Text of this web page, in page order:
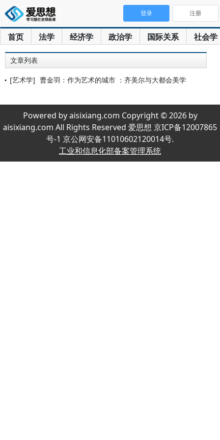
首页 法学 经济学 政治学 国际关系 社会学
登录 注册
文章列表
[艺术学] 曹金羽：作为艺术的城市 ：齐美尔与大都会美学
Powered by aisixiang.com Copyright © 2026 by
aisixiang.com All Rights Reserved 爱思想 京ICP备12007865
号-1 京公网安备11010602120014号.
工业和信息化部备案管理系统